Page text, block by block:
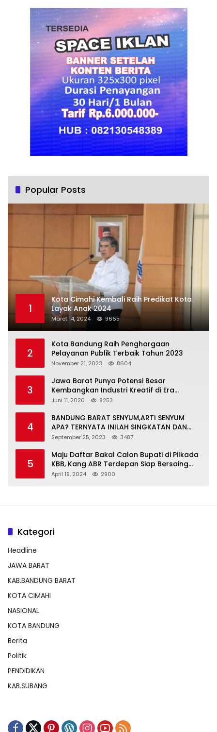
Popular Posts
1
Kota Cimahi Kembali Raih Predikat Kota
Layak Anak 2024
Maret 14, 2024 9665
2
Kota Bandung Raih Penghargaan
Pelayanan Publik Terbaik Tahun 2023
November 21, 2023 8604
3
Jawa Barat Punya Potensi Besar
Kembangkan Industri Kreatif di Era
Normal Baru
Juni 11, 2020 8253
4
BANDUNG BARAT SENYUM,ARTI SENYUM
APA? TERNYATA INILAH SINGKATAN DAN
MAKNANYA
September 25, 2023 3487
5
Maju Daftar Bakal Calon Bupati di Pilkada
KBB, Kang ABR Terdepan Siap Bersaing
Dengan Balon Lainnya
April 19, 2024 2900
Kategori
Headline
JAWA BARAT
KAB.BANDUNG BARAT
KOTA CIMAHI
NASIONAL
KOTA BANDUNG
Berita
Politik
PENDIDIKAN
KAB.SUBANG